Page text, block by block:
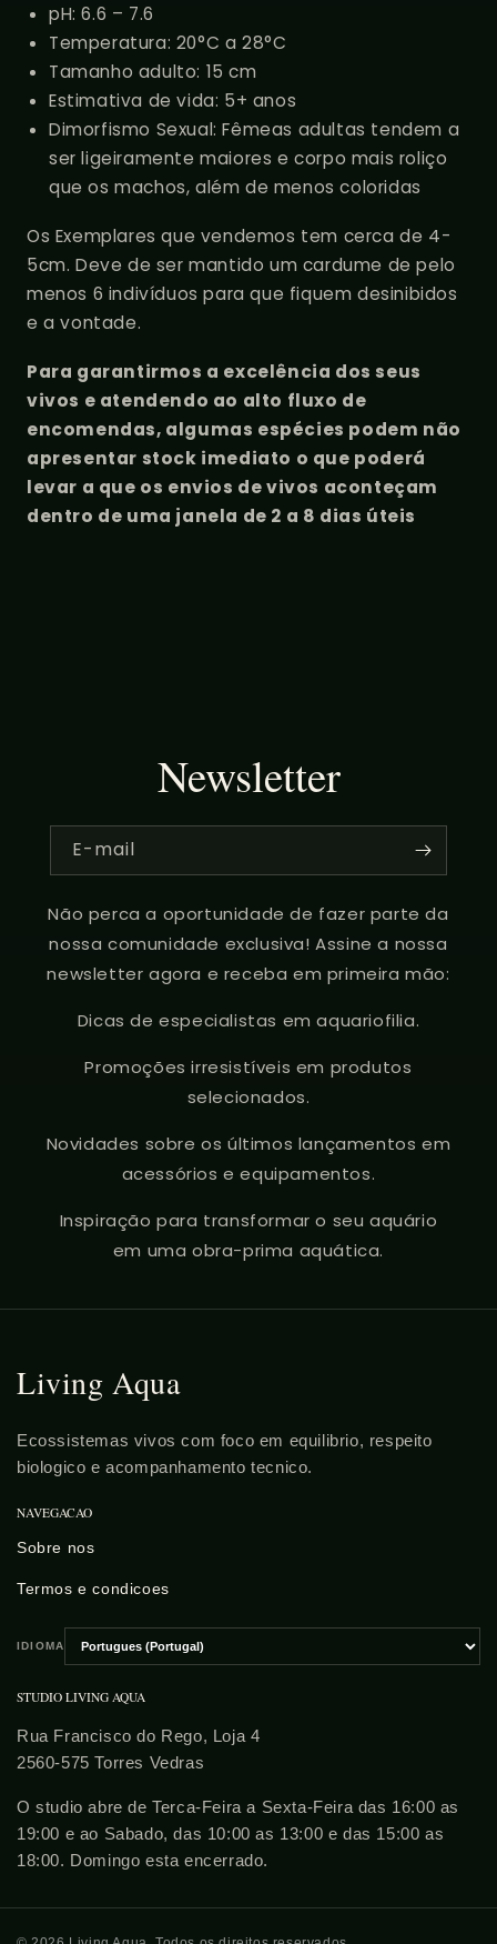
pH: 6.6 – 7.6
Temperatura: 20°C a 28°C
Tamanho adulto: 15cm
Estimativa de vida: 5+ anos
Dimorfismo Sexual: Fêmeas adultas tendem a
ser ligeiramente maiores e corpo mais roliço
que os machos, além de menos coloridas
Os Exemplares que vendemos tem cerca de 4-
5cm. Deve de ser mantido um cardume de pelo
menos 6 indivíduos para que fiquem desinibidos
e a vontade.
Para garantirmos a excelência dos seus
vivos e atendendo ao alto fluxo de
encomendas, algumas espécies podem não
apresentar stock imediato o que poderá
levar a que os envios de vivos aconteçam
dentro de uma janela de 2 a 8 dias úteis
Newsletter
E-mail
Não perca a oportunidade de fazer parte da
nossa comunidade exclusiva! Assine a nossa
newsletter agora e receba em primeira mão:
Dicas de especialistas em aquariofilia.
Promoções irresistíveis em produtos
selecionados.
Novidades sobre os últimos lançamentos em
acessórios e equipamentos.
Inspiração para transformar o seu aquário
em uma obra-prima aquática.
Living Aqua
Ecossistemas vivos com foco em equilibrio, respeito
biologico e acompanhamento tecnico.
NAVEGACAO
Sobre nos
Termos e condicoes
IDIOMA
Escolher
idioma
STUDIO LIVING AQUA
Rua Francisco do Rego, Loja 4
2560-575 Torres Vedras
O studio abre de Terca-Feira a Sexta-Feira das 16:00 as
19:00 e ao Sabado, das 10:00 as 13:00 e das 15:00 as
18:00. Domingo esta encerrado.